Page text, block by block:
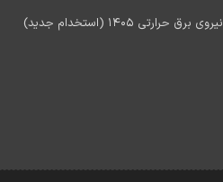
1405 (استخدام جدید)